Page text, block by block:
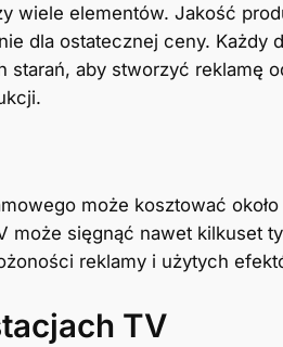
wiele elementów. Jakość
dla ostatecznej ceny. Każdy
starań, aby stworzyć reklamę
może kosztować
sięgnąć nawet kilkuset
reklamy i użytych
TV